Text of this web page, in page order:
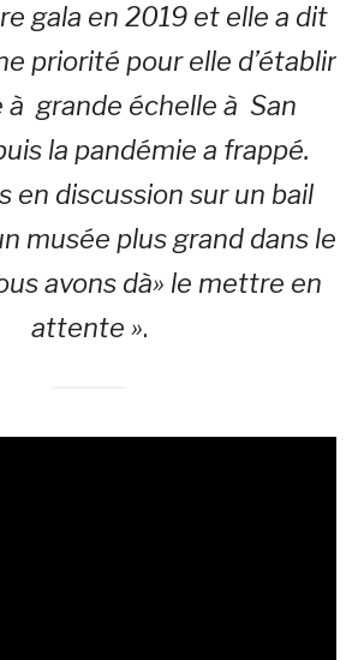
gala en 2019 et elle a dit
priorité pour elle d’établir
à grande échelle à San
la pandémie a frappé.
en discussion sur un bail
musée plus grand dans le
avons dà» le mettre en
attente ».